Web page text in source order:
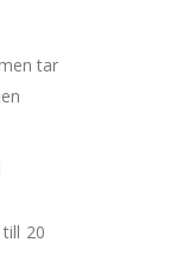
tar
20